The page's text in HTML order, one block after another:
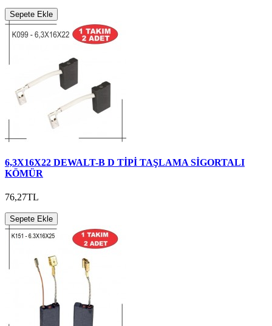
Sepete Ekle
6,3X16X22 DEWALT-B D TİPİ TAŞLAMA SİGORTALI
KÖMÜR
76,27TL
Sepete Ekle